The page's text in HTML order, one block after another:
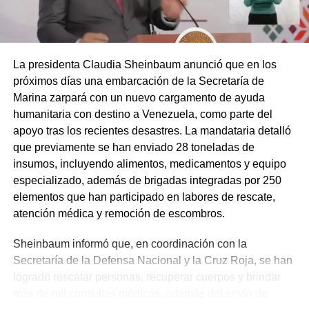
La presidenta Claudia Sheinbaum anunció que en los
próximos días una embarcación de la Secretaría de
Marina zarpará con un nuevo cargamento de ayuda
humanitaria con destino a Venezuela, como parte del
apoyo tras los recientes desastres. La mandataria detalló
que previamente se han enviado 28 toneladas de
insumos, incluyendo alimentos, medicamentos y equipo
especializado, además de brigadas integradas por 250
elementos que han participado en labores de rescate,
atención médica y remoción de escombros.
Sheinbaum informó que, en coordinación con la
Secretaría de la Defensa Nacional y la Cruz Roja, se han
logrado rescatar personas, recuperar cuerpos y brindar